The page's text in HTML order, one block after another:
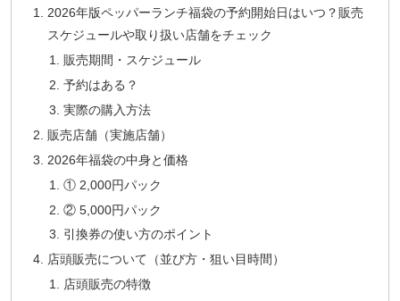
2026年版ペッパーランチ福袋の予約開始日はいつ？販売
スケジュールや取り扱い店舗をチェック
販売期間・スケジュール
予約はある？
実際の購入方法
販売店舗（実施店舗）
2026年福袋の中身と価格
① 2,000円パック
② 5,000円パック
引換券の使い方のポイント
店頭販売について（並び方・狙い目時間）
店頭販売の特徴